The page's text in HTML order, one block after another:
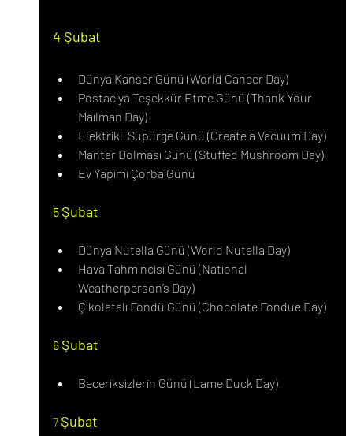
4 Şubat
Dünya Kanser Günü (World Cancer Day)
Postacıya Teşekkür Etme Günü (Thank Your
Mailman Day)
Elektrikli Süpürge Günü (Create a Vacuum Day)
Mantar Dolması Günü (Stuffed Mushroom Day)
Ev Yapımı Çorba Günü
5 Şubat
Dünya Nutella Günü (World Nutella Day)
Hava Tahmincisi Günü (National
Weatherperson’s Day)
Çikolatalı Fondü Günü (Chocolate Fondue Day)
6 Şubat
Beceriksizlerin Günü (Lame Duck Day)
7 Şubat